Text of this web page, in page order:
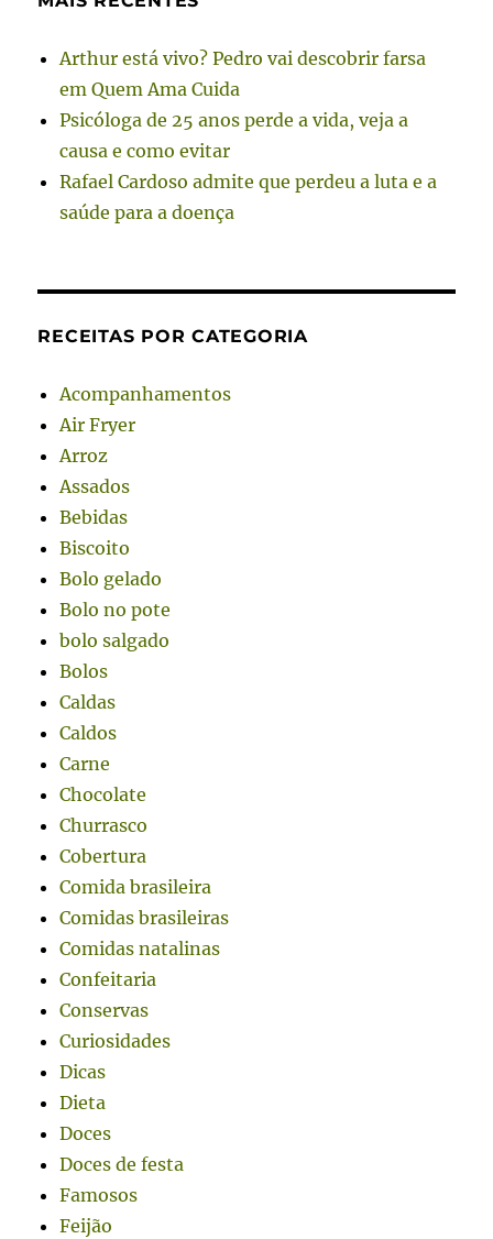
Arthur está vivo? Pedro vai descobrir farsa
em Quem Ama Cuida
Psicóloga de 25 anos perde a vida, veja a
causa e como evitar
Rafael Cardoso admite que perdeu a luta e a
saúde para a doença
RECEITAS POR CATEGORIA
Acompanhamentos
Air Fryer
Arroz
Assados
Bebidas
Biscoito
Bolo gelado
Bolo no pote
bolo salgado
Bolos
Caldas
Caldos
Carne
Chocolate
Churrasco
Cobertura
Comida brasileira
Comidas brasileiras
Comidas natalinas
Confeitaria
Conservas
Curiosidades
Dicas
Dieta
Doces
Doces de festa
Famosos
Feijão